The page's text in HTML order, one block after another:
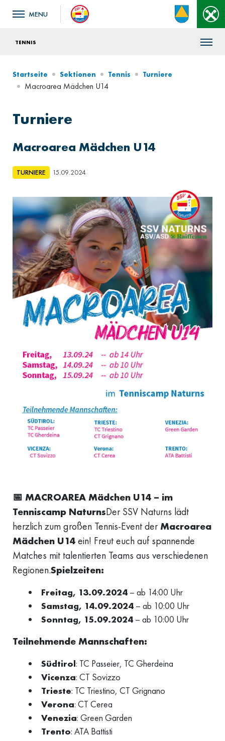
TENNIS
Startseite Sektionen Tennis Turniere
Macroarea Mädchen U14
Turniere
Macroarea Mädchen U14
TURNIERE 15.09.2024
📅 MACROAREA Mädchen U14 – im
Tenniscamp NaturnsDer SSV Naturns lädt
herzlich zum großen Tennis-Event der Macroarea
Mädchen U14 ein! Freut euch auf spannende
Matches mit talentierten Teams aus verschiedenen
Regionen.Spielzeiten:
Freitag, 13.09.2024 – ab 14:00 Uhr
Samstag, 14.09.2024 – ab 10:00 Uhr
Sonntag, 15.09.2024 – ab 10:00 Uhr
Teilnehmende Mannschaften:
Südtirol: TC Passeier, TC Gherdeina
Vicenza: CT Sovizzo
Trieste: TC Triestino, CT Grignano
Verona: CT Cerea
Venezia: Green Garden
Trento: ATA Battisti